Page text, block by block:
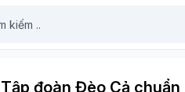
Tập đoàn Đèo Cả